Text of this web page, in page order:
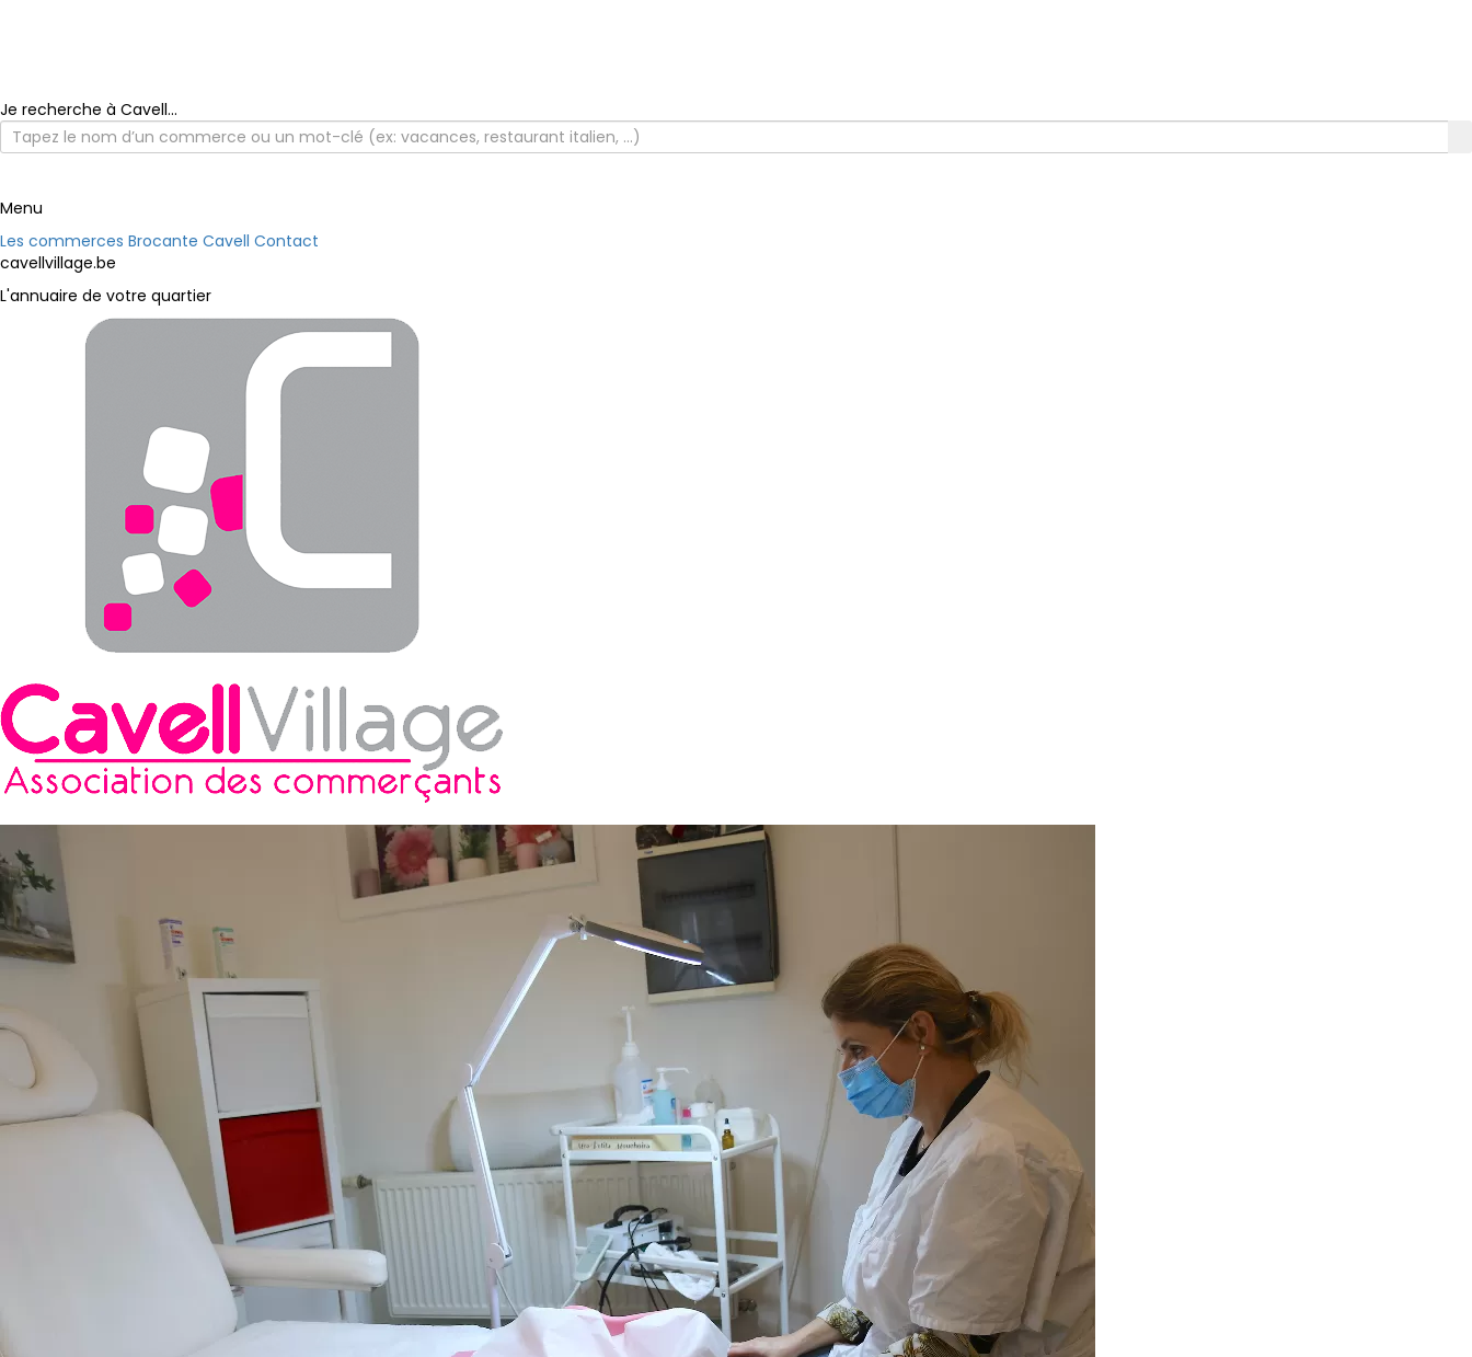
Je recherche à Cavell...
Menu
Les commerces Brocante Cavell Contact
cavellvillage.be
L'annuaire de votre quartier